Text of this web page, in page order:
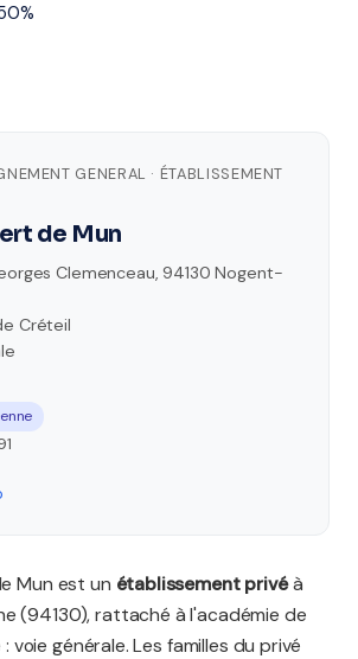
GENERAL · ÉTABLISSEMENT
de Mun
Clemenceau, 94130 Nogent-
Créteil
Mun est un établissement privéà
(94130), rattaché à l'académie de
voie générale. Les familles du privé